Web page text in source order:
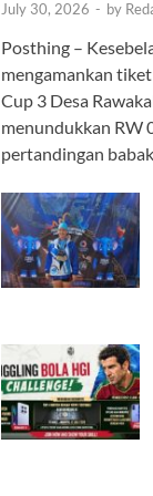
July 30, 2026 - by
Posthing –
mengamankan
Cup 3 Desa
menundukkan RW
pertandingan